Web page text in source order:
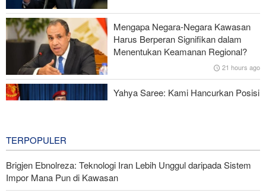
Serangan Iran Sebabkan Lebih dari 700 Tentara AS Geger Otak
Gagal dalam Perang dengan Iran, Dua Pejabat Senior Mossad
Dipecat
Mengapa Negara-Negara Kawasan
Harus Berperan Signifikan dalam
Menentukan Keamanan Regional?
21 hours ago
Yahya Saree: Kami Hancurkan Posisi
TERPOPULER
Brigjen Ebnolreza: Teknologi Iran Lebih Unggul daripada Sistem
Impor Mana Pun di Kawasan